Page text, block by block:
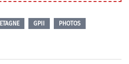
GPII PHOTOS